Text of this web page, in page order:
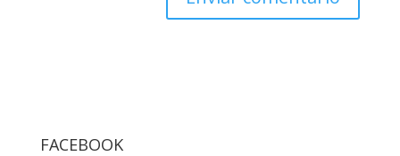
FACEBOOK